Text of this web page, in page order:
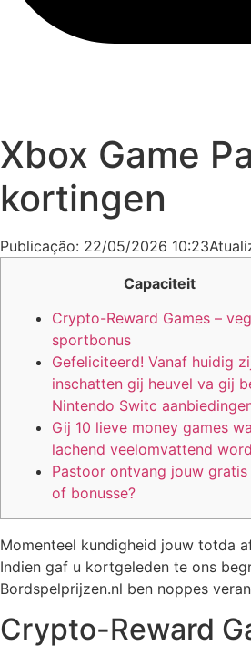
Xbox Game
kortingen
Publicação: 22/05/2026 10:23
Capaciteit
Crypto-Reward Games –
sportbonus
Gefeliciteerd! Vanaf huidig
inschatten gij heuvel va gij
Nintendo Switc
Gij 10 lieve money games
lachend veelomvattend
Pastoor ontvang jouw gratis
of bonusse?
Momenteel kundigheid jouw totda
Indien gaf u kortgeleden te ons
Bordspelprijzen.nl ben noppes
Crypto-Reward